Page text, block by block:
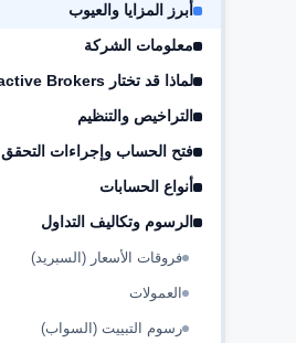
أبرز المزايا والعيوب
معلومات الشركة
لماذا قد تختار Interactive Brokers
التراخيص والتنظيم
فتح الحساب وإجراءات التحقق
أنواع الحسابات
الرسوم وتكاليف التداول
فروقات الأسعار (السبريد)
العمولات
رسوم التبييت (السواب)